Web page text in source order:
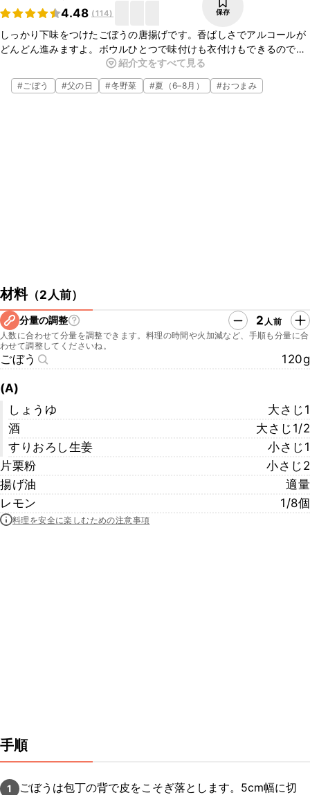
4.48 (114) 保存
しっかり下味をつけたごぼうの唐揚げです。香ばしさでアルコールが
どんどん進みますよ。ボウルひとつで味付けも衣付けもできるので、
洗い物が少なくてとっても簡単です。揚げたてはもちろん冷めても美
味しいので、ぜひ作ってみてくださいね。
紹介文をすべて見る
#ごぼう #父の日 #冬野菜 #夏（6–8月） #おつまみ
材料（2人前）
分量の調整 2 人前
人数に合わせて分量を調整できます。料理の時間や火加減など、手順も分量に合
わせて調整してくださいね。
ごぼう 120g
(A)
しょうゆ
大さじ1
酒
大さじ1/2
すりおろし生姜
小さじ1
片栗粉
小さじ2
揚げ油
適量
レモン
1/8個
料理を安全に楽しむための注意事項
手順
1
ごぼうは包丁の背で皮をこそぎ落とします。5cm幅に切